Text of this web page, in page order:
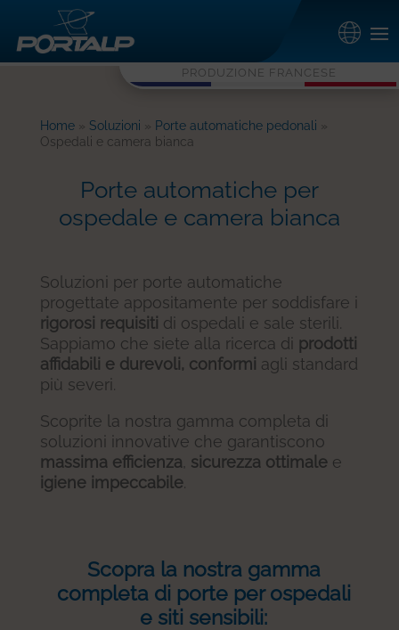
PRODUZIONE FRANCESE
Home» Soluzioni » Porte automatiche pedonali »
Ospedali e camera bianca
Porte automatiche per
ospedale e camera bianca
Soluzioni per porte automatiche
progettate appositamente per soddisfare i
rigorosi requisiti di ospedali e sale sterili.
Sappiamo che siete alla ricerca di
prodotti
affidabili e durevoli, conformi agli standard
più severi.
Scoprite la nostra gamma completa di
soluzioni innovative che garantiscono
massima efficienza sicurezza ottimalee
igiene impeccabile.
Scopra la nostra gamma
completa di porte per ospedali
e siti sensibili: